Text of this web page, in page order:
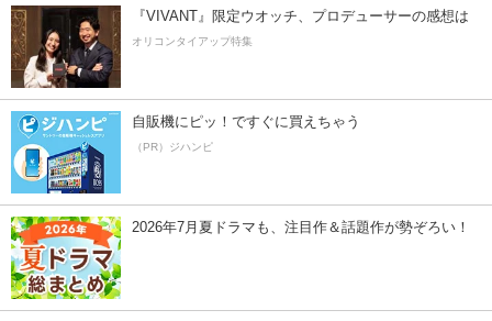
『VIVANT』限定ウオッチ、プロデューサーの感想は
オリコンタイアップ特集
自販機にピッ！ですぐに買えちゃう
（PR）ジハンピ
2026年7月夏ドラマも、注目作＆話題作が勢ぞろい！